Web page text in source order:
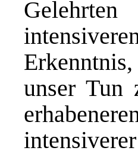
unser Tun